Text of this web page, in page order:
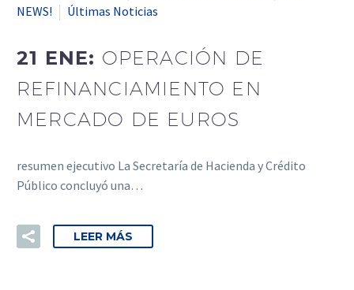
NEWS!
Últimas Noticias
21 ENE: OPERACIÓN DE
REFINANCIAMIENTO EN
MERCADO DE EUROS
resumen ejecutivo La Secretaría de Hacienda y Crédito
Público concluyó una…
LEER MÁS